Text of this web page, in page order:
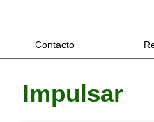
Contacto
Impulsar